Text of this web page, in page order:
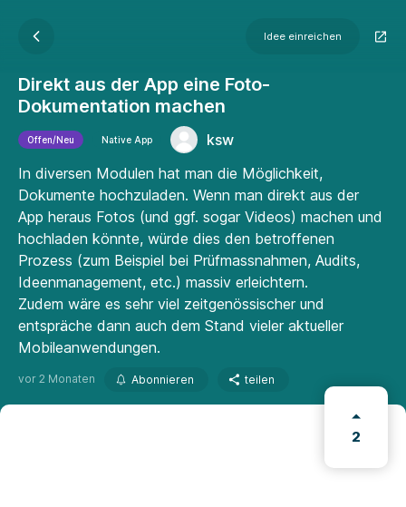
Idee einreichen
Direkt aus der App eine Foto-
Dokumentation machen
Offen/Neu Native App
ksw
In diversen Modulen hat man die Möglichkeit,
Dokumente hochzuladen. Wenn man direkt aus der
App heraus Fotos (und ggf. sogar Videos) machen und
hochladen könnte, würde dies den betroffenen
Prozess (zum Beispiel bei Prüfmassnahmen, Audits,
Ideenmanagement, etc.) massiv erleichtern.
Zudem wäre es sehr viel zeitgenössischer und
entspräche dann auch dem Stand vieler aktueller
Mobileanwendungen.
vor 2 Monaten Abonnieren teilen
2